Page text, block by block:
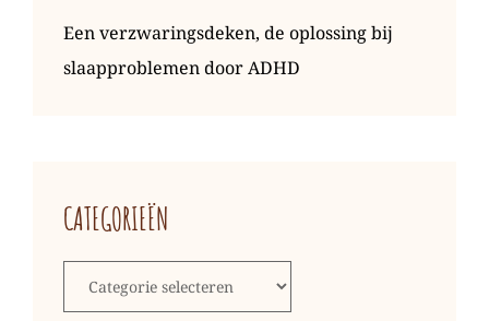
Een verzwaringsdeken, de oplossing bij
slaapproblemen door ADHD
CATEGORIEËN